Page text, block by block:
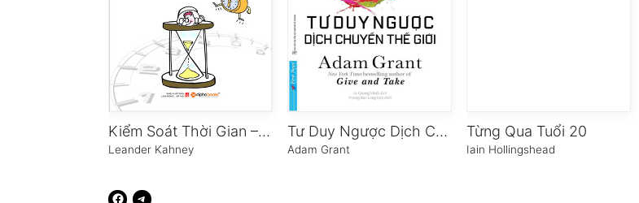
Kiểm Soát Thời Gian – Chu Toàn Mọi Việc
Leander Kahney
Tư Duy Ngược Dịch Chuyển Thế Giới
Adam Grant
Từng Qua Tuổi 20
Iain Hollingshead